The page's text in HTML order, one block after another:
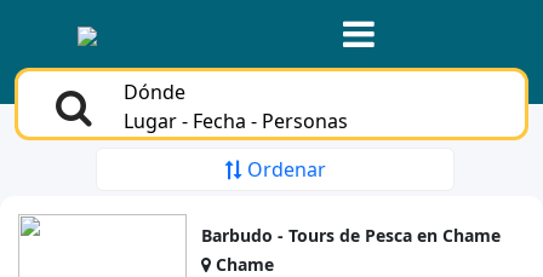
Dónde
Lugar - Fecha - Personas
Ordenar
Barbudo - Tours de Pesca en Chame
Chame